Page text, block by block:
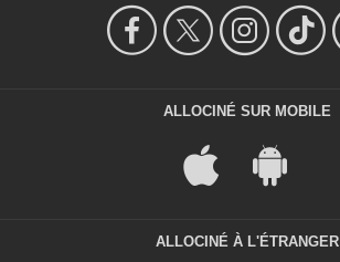
ALLOCINÉ SUR MOBILE
ALLOCINÉ À L'ÉTRANGER